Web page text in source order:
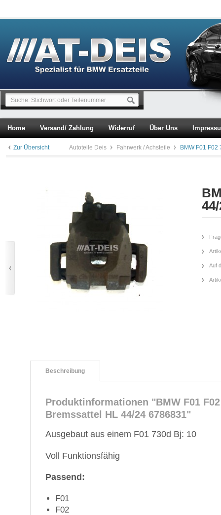
Home Versand/ Zahlung Widerruf Über Uns
Zur Übersicht Autoteile Deis Fahrwerk / Achsteile BMW F01
Auf
Beschreibung
Produktinformationen "BMW F01
Bremssattel HL 44/24 6786831"
Ausgebaut aus einem F01 730d Bj: 10
Voll Funktionsfähig
Passend:
F01
F02